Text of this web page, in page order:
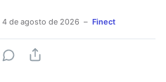
4 de agosto de 2026 Finect